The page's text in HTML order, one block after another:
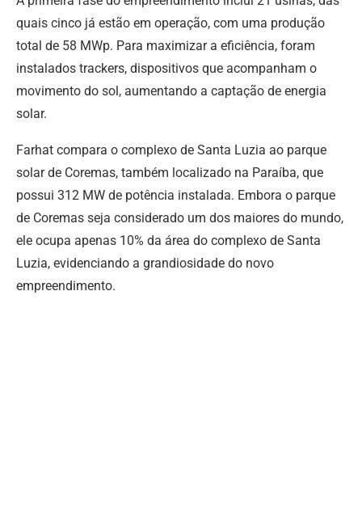
quais cinco já estão em operação, com uma produção
total de 58 MWp. Para maximizar a eficiência, foram
instalados trackers, dispositivos que acompanham o
movimento do sol, aumentando a captação de energia
solar.
Farhat compara o complexo de Santa Luzia ao parque
solar de Coremas, também localizado na Paraíba, que
possui 312 MW de potência instalada. Embora o parque
de Coremas seja considerado um dos maiores do mundo,
ele ocupa apenas 10% da área do complexo de Santa
Luzia, evidenciando a grandiosidade do novo
empreendimento.